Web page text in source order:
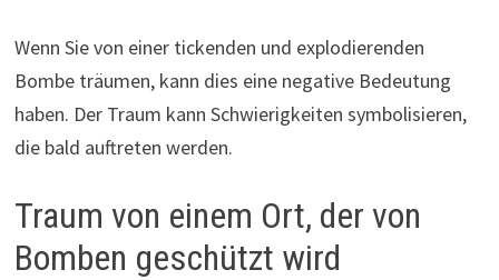
Wenn Sie von einer tickenden und explodierenden
Bombe träumen, kann dies eine negative Bedeutung
haben. Der Traum kann Schwierigkeiten symbolisieren,
die bald auftreten werden.
Traum von einem Ort, der von
Bomben geschützt wird